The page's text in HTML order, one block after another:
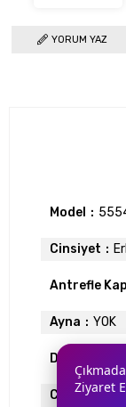
YORUM YAZ
Model
Cinsiyet
Antrefle
Ayna YOK
Degrade
CamZiyaret